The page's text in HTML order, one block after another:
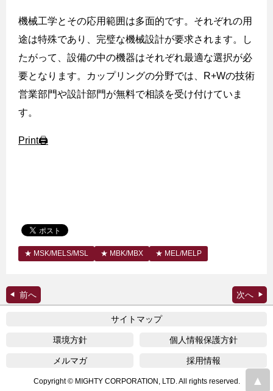
機械工学とその応用範囲は多面的です。それぞれの用
途は特殊であり、完璧な機械設計が要求されます。し
たがって、設備の中の機器はそれぞれ最適な選択が必
要となります。カップリングの分野では、
R+Wの技術
営業部門や設計部門が無料で相談を受け付けていま
す。
Print🖨
MSK/MELS/MSL MBK/MBX MEL/MELP
サイトマップ
環境方針 個人情報保護方針
メルマガ 採用情報
Copyright © MIGHTY CORPORATION, LTD. All rights reserved.